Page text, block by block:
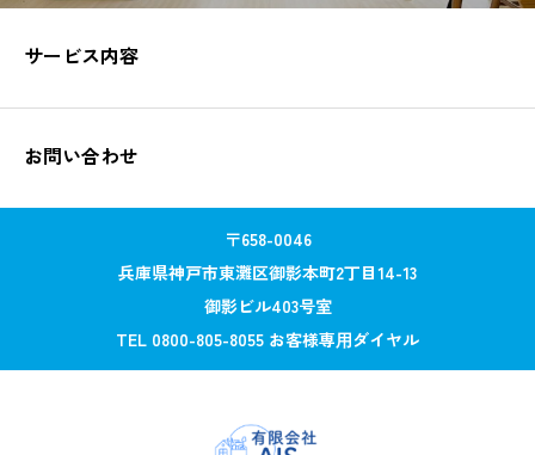
サービス内容
お問い合わせ
〒658-0046
兵庫県神戸市東灘区御影本町2丁目14-13
御影ビル403号室
TEL 0800-805-8055 お客様専⽤ダイヤル